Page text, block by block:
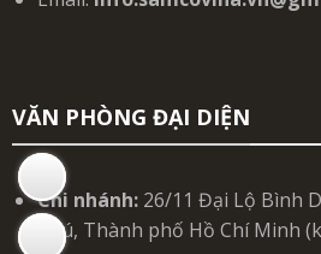
VĂN PHÒNG ĐẠI DIỆN
Chi nhánh:26/11 Đại Lộ Bình
Phú, Thành phố Hồ Chí Minh